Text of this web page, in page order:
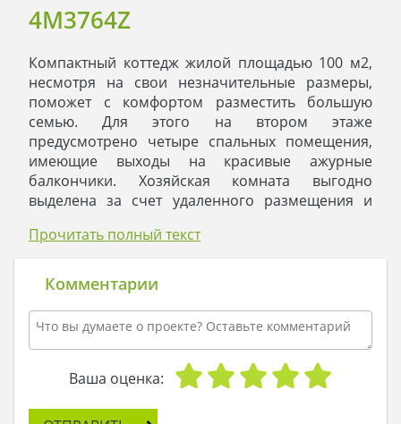
4M3764Z
Компактный коттедж жилой площадью 100 м2,
несмотря на свои незначительные размеры,
поможет с комфортом разместить большую
семью. Для этого на втором этаже
предусмотрено четыре спальных помещения,
имеющие выходы на красивые ажурные
балкончики. Хозяйская комната выгодно
выделена за счет удаленного размещения и
часть территории, что позволяет наслаждаться
персональная санитарная комната повышает
уровень благоустройства.
Особенность жилого дома в его дружеской
направленности. Планировка разработана с
учетом возможных светских встреч и
задушевных бесед большой группы людей.
соединении в целостное всего жилого
Прочитать полный текст
Комментарии
Ваша оценка: